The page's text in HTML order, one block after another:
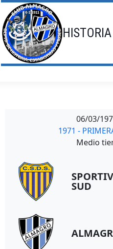
Saltar
al
contenido
06/03/
1971 -
Medio
SUD